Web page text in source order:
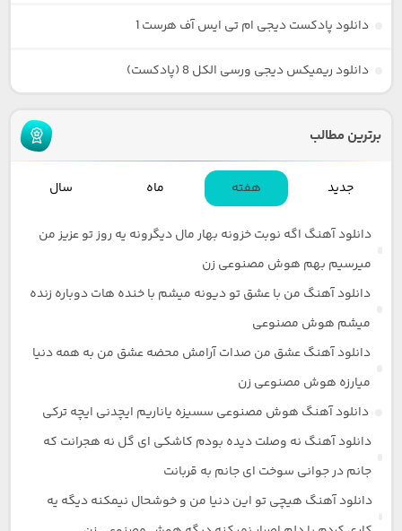
دانلود پادکست دیجی ام تی ایس آف هرست 1
دانلود ریمیکس دیجی ورسی الکل 8 (پادکست)
برترین مطالب
جدید هفته ماه سال
دانلود آهنگ اگه نوبت خزونه بهار مال دیگرونه یه روز تو عزیز من
میرسیم بهم هوش مصنوعی زن
دانلود آهنگ من با عشق تو دیونه میشم با خنده هات دوباره زنده
میشم هوش مصنوعی
دانلود آهنگ عشق من صدات آرامش محضه عشق من به همه دنیا
میارزه هوش مصنوعی زن
دانلود آهنگ هوش مصنوعی سسیزه یاناریم ایچدنی ایچه ترکی
دانلود آهنگ نه وصلت دیده بودم کاشکی ای گل نه هجرانت که
جانم در جوانی سوخت ای جانم به قربانت
دانلود آهنگ هیچی تو این دنیا من و خوشحال نیمکنه دیگه یه